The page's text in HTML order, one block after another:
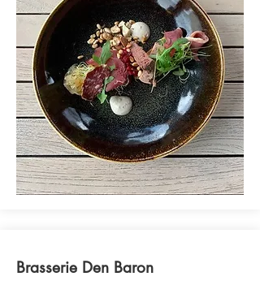
Brasserie Den Baron